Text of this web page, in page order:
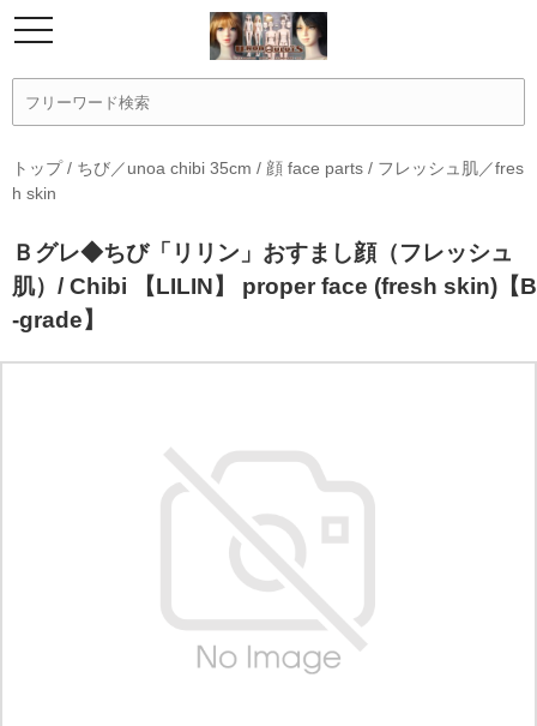
トップ/ ちび／unoa chibi 35cm / 顔 face parts / フレッシュ肌／fres
h skin
Ｂグレ◆ちび「リリン」おすまし顔（フレッシュ
肌）/ Chibi 【LILIN】 proper face (fresh skin)【B
-grade】